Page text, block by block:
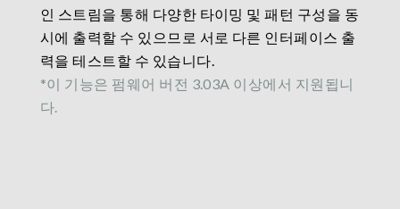
인 스트림을 통해 다양한 타이밍 및 패턴 구성을 동
시에 출력할 수 있으므로 서로 다른 인터페이스 출
력을 테스트할 수 있습니다.
*이 기능은 펌웨어 버전 3.03A 이상에서 지원됩니
다.